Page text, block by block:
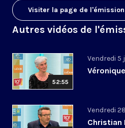
Visiter la page de l'émission
Autres vidéos de
52:55
Vendredi 5
Vendredi
Christian